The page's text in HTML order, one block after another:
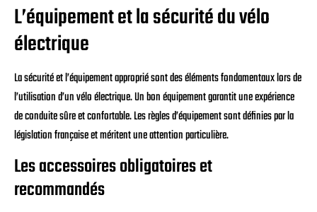
L’équipement et la sécurité du vélo
électrique
La sécurité et l’équipement approprié sont des éléments fondamentaux lors de
l’utilisation d’un vélo électrique. Un bon équipement garantit une expérience
de conduite sûre et confortable. Les règles d’équipement sont définies par la
législation française et méritent une attention particulière.
Les accessoires obligatoires et
recommandés